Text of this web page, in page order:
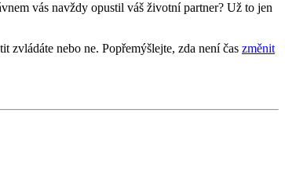
vás navždy opustil váš životní partner? Už to jen
nebo ne. Popřemýšlejte, zda není čas změnit